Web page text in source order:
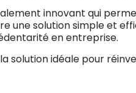
innovant qui
une solution simple et
en entreprise.
solution idéale pour